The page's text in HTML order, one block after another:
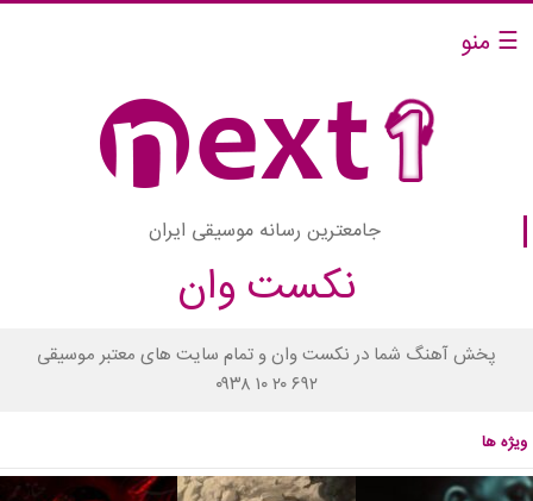
☰ منو
جامعترین رسانه موسیقی ایران
نکست وان
پخش آهنگ شما در نکست وان و تمام سایت های معتبر موسیقی
۰۹۳۸ ۱۰ ۲۰ ۶۹۲
ویژه ها